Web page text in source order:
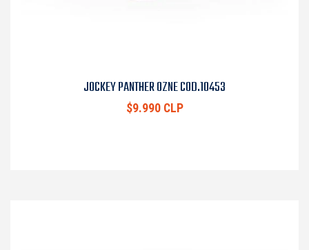
JOCKEY PANTHER OZNE COD.10453
$9.990 CLP